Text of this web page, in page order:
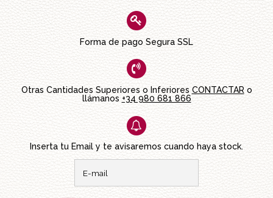
Forma de pago Segura SSL
Otras Cantidades Superiores o Inferiores CONTACTAR o
llámanos +34 980 681 866
Inserta tu Email y te avisaremos cuando haya stock.